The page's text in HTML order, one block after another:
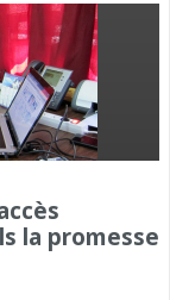
la promesse